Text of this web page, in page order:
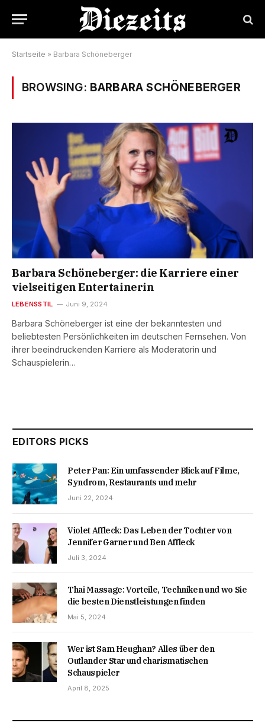
Startseite » Barbara Schöneberger
BROWSING: BARBARA SCHÖNEBERGER
Barbara Schöneberger: die Karriere einer
vielseitigen Entertainerin
LEBENSSTIL Juni 9, 2024
Barbara Schöneberger ist eine der bekanntesten und
beliebtesten Persönlichkeiten im deutschen Fernsehen. Von
ihrer beeindruckenden Karriere als Moderatorin und
Schauspielerin…
EDITORS PICKS
Peter Pan: Ein umfassender Blick auf Filme,
Syndrom, Restaurants und mehr
Juni 22, 2024
Violet Affleck: Das Leben der Tochter von
Jennifer Garner und Ben Affleck
Juli 3, 2024
Thai Massage: Vorteile, Techniken und wo Sie
die besten Dienstleistungen finden
Mai 5, 2024
Wer ist Sam Heughan? Alles über den
Outlander Star und charismatischen
Schauspieler
April 8, 2025